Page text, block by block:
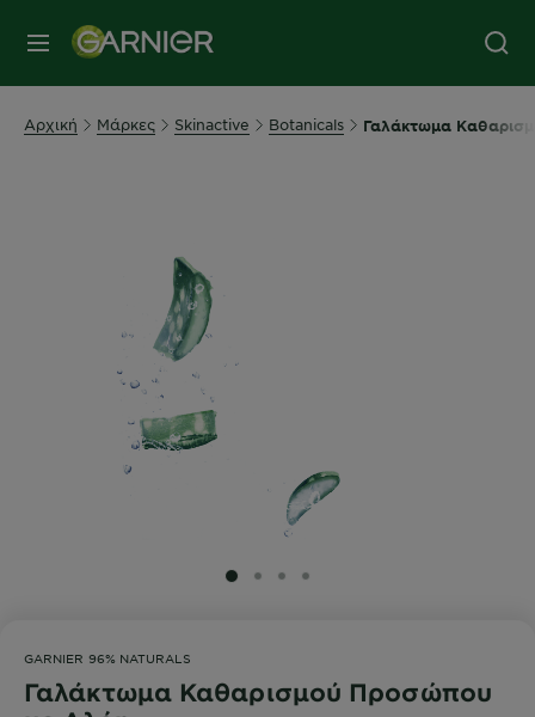
MENU
Αρχική Μάρκες Skinactive Botanicals Γαλάκτωμα
SLIDE 1
SLIDE 2
SLIDE 3
SLIDE 4
GARNIER 96% NATURALS
Γαλάκτωμα Καθαρισμού Προσώπου